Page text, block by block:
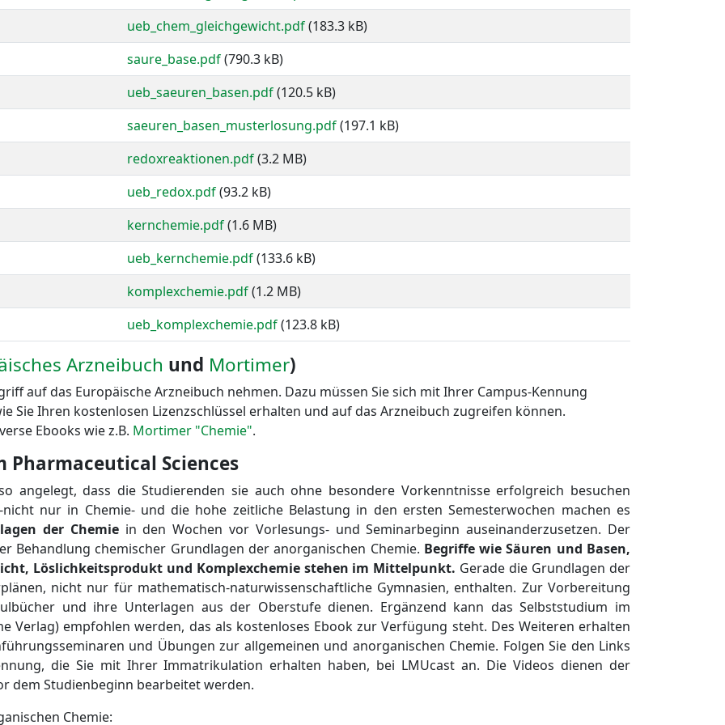
ueb_chem_gleichgewicht.pdf(183.3 kB)
saure_base.pdf(790.3 kB)
ueb_saeuren_basen.pdf(120.5 kB)
saeuren_basen_musterlosung.pdf(197.1 kB)
redoxreaktionen.pdf(3.2 MB)
ueb_redox.pdf(93.2 kB)
kernchemie.pdf(1.6 MB)
ueb_kernchemie.pdf(133.6 kB)
komplexchemie.pdf(1.2 MB)
ueb_komplexchemie.pdf(123.8 kB)
Arzneibuch und Mortimer)
auf das Europäische Arzneibuch nehmen. Dazu müssen Sie sich mit Ihrer Campus-Kennung
Sie Ihren kostenlosen Lizenzschlüssel erhalten und auf das Arzneibuch zugreifen können.
Ebooks wie z.B. Mortimer "Chemie".
Sciences
angelegt, dass die Studierenden sie auch ohne besondere Vorkenntnisse erfolgreich besuchen
nur in Chemie- und die hohe zeitliche Belastung in den ersten Semesterwochen machen es
der Chemiein den Wochen vor Vorlesungs- und Seminarbeginn auseinanderzusetzen. Der
Behandlung chemischer Grundlagen der anorganischen Chemie. Begriffe wie Säuren und Basen,
Löslichkeitsprodukt und Komplexchemiestehen im Mittelpunkt. Gerade die Grundlagen der
nicht nur für mathematisch-naturwissenschaftliche Gymnasien, enthalten. Zur Vorbereitung
und ihre Unterlagen aus der Oberstufe dienen. Ergänzend kann das Selbststudium im
Verlag) empfohlen werden, das als kostenloses Ebook zur Verfügung steht. Des Weiteren erhalten
und Übungen zur allgemeinen und anorganischen Chemie. Folgen Sie den Links
die Sie mit Ihrer Immatrikulation erhalten haben, bei LMUcast an. Die Videos dienen der
dem Studienbeginn bearbeitet werden.
Chemie: